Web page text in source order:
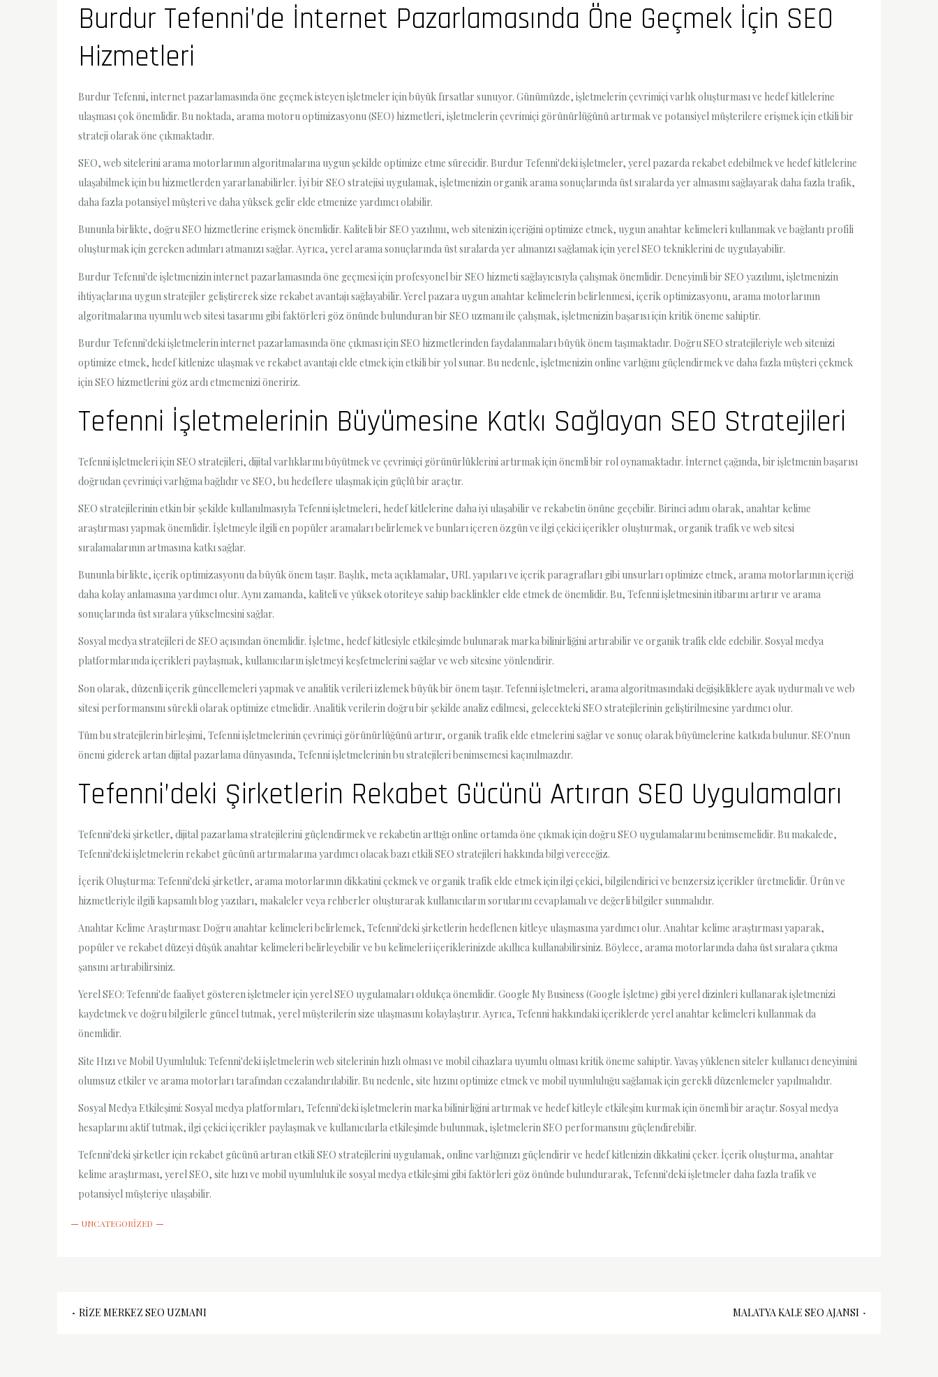
Burdur Tefenni’de İnternet Pazarlamasında Öne Geçmek İçin SEO
Hizmetleri
Burdur Tefenni, internet pazarlamasında öne geçmek isteyen işletmeler için büyük fırsatlar sunuyor. Günümüzde, işletmelerin çevrimiçi varlık oluşturması ve hedef kitlelerine
ulaşması çok önemlidir. Bu noktada, arama motoru optimizasyonu (SEO) hizmetleri, işletmelerin çevrimiçi görünürlüğünü artırmak ve potansiyel müşterilere erişmek için etkili bir
strateji olarak öne çıkmaktadır.
SEO, web sitelerini arama motorlarının algoritmalarına uygun şekilde optimize etme sürecidir. Burdur Tefenni'deki işletmeler, yerel pazarda rekabet edebilmek ve hedef kitlelerine
ulaşabilmek için bu hizmetlerden yararlanabilirler. İyi bir SEO stratejisi uygulamak, işletmenizin organik arama sonuçlarında üst sıralarda yer almasını sağlayarak daha fazla trafik,
daha fazla potansiyel müşteri ve daha yüksek gelir elde etmenize yardımcı olabilir.
Bununla birlikte, doğru SEO hizmetlerine erişmek önemlidir. Kaliteli bir SEO yazılımı, web sitenizin içeriğini optimize etmek, uygun anahtar kelimeleri kullanmak ve bağlantı profili
oluşturmak için gereken adımları atmanızı sağlar. Ayrıca, yerel arama sonuçlarında üst sıralarda yer almanızı sağlamak için yerel SEO tekniklerini de uygulayabilir.
Burdur Tefenni'de işletmenizin internet pazarlamasında öne geçmesi için profesyonel bir SEO hizmeti sağlayıcısıyla çalışmak önemlidir. Deneyimli bir SEO yazılımı, işletmenizin
ihtiyaçlarına uygun stratejiler geliştirerek size rekabet avantajı sağlayabilir. Yerel pazara uygun anahtar kelimelerin belirlenmesi, içerik optimizasyonu, arama motorlarının
algoritmalarına uyumlu web sitesi tasarımı gibi faktörleri göz önünde bulunduran bir SEO uzmanı ile çalışmak, işletmenizin başarısı için kritik öneme sahiptir.
Burdur Tefenni'deki işletmelerin internet pazarlamasında öne çıkması için SEO hizmetlerinden faydalanmaları büyük önem taşımaktadır. Doğru SEO stratejileriyle web sitenizi
optimize etmek, hedef kitlenize ulaşmak ve rekabet avantajı elde etmek için etkili bir yol sunar. Bu nedenle, işletmenizin online varlığını güçlendirmek ve daha fazla müşteri çekmek
için SEO hizmetlerini göz ardı etmemenizi öneririz.
Tefenni İşletmelerinin Büyümesine Katkı Sağlayan SEO Stratejileri
Tefenni işletmeleri için SEO stratejileri, dijital varlıklarını büyütmek ve çevrimiçi görünürlüklerini artırmak için önemli bir rol oynamaktadır. İnternet çağında, bir işletmenin başarısı
doğrudan çevrimiçi varlığına bağlıdır ve SEO, bu hedeflere ulaşmak için güçlü bir araçtır.
SEO stratejilerinin etkin bir şekilde kullanılmasıyla Tefenni işletmeleri, hedef kitlelerine daha iyi ulaşabilir ve rekabetin önüne geçebilir. Birinci adım olarak, anahtar kelime
araştırması yapmak önemlidir. İşletmeyle ilgili en popüler aramaları belirlemek ve bunları içeren özgün ve ilgi çekici içerikler oluşturmak, organik trafik ve web sitesi
sıralamalarının artmasına katkı sağlar.
Bununla birlikte, içerik optimizasyonu da büyük önem taşır. Başlık, meta açıklamalar, URL yapıları ve içerik paragrafları gibi unsurları optimize etmek, arama motorlarının içeriği
daha kolay anlamasına yardımcı olur. Aynı zamanda, kaliteli ve yüksek otoriteye sahip backlinkler elde etmek de önemlidir. Bu, Tefenni işletmesinin itibarını artırır ve arama
sonuçlarında üst sıralara yükselmesini sağlar.
Sosyal medya stratejileri de SEO açısından önemlidir. İşletme, hedef kitlesiyle etkileşimde bulunarak marka bilinirliğini artırabilir ve organik trafik elde edebilir. Sosyal medya
platformlarında içerikleri paylaşmak, kullanıcıların işletmeyi keşfetmelerini sağlar ve web sitesine yönlendirir.
Son olarak, düzenli içerik güncellemeleri yapmak ve analitik verileri izlemek büyük bir önem taşır. Tefenni işletmeleri, arama algoritmasındaki değişikliklere ayak uydurmalı ve web
sitesi performansını sürekli olarak optimize etmelidir. Analitik verilerin doğru bir şekilde analiz edilmesi, gelecekteki SEO stratejilerinin geliştirilmesine yardımcı olur.
Tüm bu stratejilerin birleşimi, Tefenni işletmelerinin çevrimiçi görünürlüğünü artırır, organik trafik elde etmelerini sağlar ve sonuç olarak büyümelerine katkıda bulunur. SEO'nun
önemi giderek artan dijital pazarlama dünyasında, Tefenni işletmelerinin bu stratejileri benimsemesi kaçınılmazdır.
Tefenni’deki Şirketlerin Rekabet Gücünü Artıran SEO Uygulamaları
Tefenni'deki şirketler, dijital pazarlama stratejilerini güçlendirmek ve rekabetin arttığı online ortamda öne çıkmak için doğru SEO uygulamalarını benimsemelidir. Bu makalede,
Tefenni'deki işletmelerin rekabet gücünü artırmalarına yardımcı olacak bazı etkili SEO stratejileri hakkında bilgi vereceğiz.
İçerik Oluşturma: Tefenni'deki şirketler, arama motorlarının dikkatini çekmek ve organik trafik elde etmek için ilgi çekici, bilgilendirici ve benzersiz içerikler üretmelidir. Ürün ve
hizmetleriyle ilgili kapsamlı blog yazıları, makaleler veya rehberler oluşturarak kullanıcıların sorularını cevaplamalı ve değerli bilgiler sunmalıdır.
Anahtar Kelime Araştırması: Doğru anahtar kelimeleri belirlemek, Tefenni'deki şirketlerin hedeflenen kitleye ulaşmasına yardımcı olur. Anahtar kelime araştırması yaparak,
popüler ve rekabet düzeyi düşük anahtar kelimeleri belirleyebilir ve bu kelimeleri içeriklerinizde akıllıca kullanabilirsiniz. Böylece, arama motorlarında daha üst sıralara çıkma
şansını artırabilirsiniz.
Yerel SEO: Tefenni'de faaliyet gösteren işletmeler için yerel SEO uygulamaları oldukça önemlidir. Google My Business (Google İşletme) gibi yerel dizinleri kullanarak işletmenizi
kaydetmek ve doğru bilgilerle güncel tutmak, yerel müşterilerin size ulaşmasını kolaylaştırır. Ayrıca, Tefenni hakkındaki içeriklerde yerel anahtar kelimeleri kullanmak da
önemlidir.
Site Hızı ve Mobil Uyumluluk: Tefenni'deki işletmelerin web sitelerinin hızlı olması ve mobil cihazlara uyumlu olması kritik öneme sahiptir. Yavaş yüklenen siteler kullanıcı deneyimini
olumsuz etkiler ve arama motorları tarafından cezalandırılabilir. Bu nedenle, site hızını optimize etmek ve mobil uyumluluğu sağlamak için gerekli düzenlemeler yapılmalıdır.
Sosyal Medya Etkileşimi: Sosyal medya platformları, Tefenni'deki işletmelerin marka bilinirliğini artırmak ve hedef kitleyle etkileşim kurmak için önemli bir araçtır. Sosyal medya
hesaplarını aktif tutmak, ilgi çekici içerikler paylaşmak ve kullanıcılarla etkileşimde bulunmak, işletmelerin SEO performansını güçlendirebilir.
Tefenni'deki şirketler için rekabet gücünü artıran etkili SEO stratejilerini uygulamak, online varlığınızı güçlendirir ve hedef kitlenizin dikkatini çeker. İçerik oluşturma, anahtar
kelime araştırması, yerel SEO, site hızı ve mobil uyumluluk ile sosyal medya etkileşimi gibi faktörleri göz önünde bulundurarak, Tefenni'deki işletmeler daha fazla trafik ve
potansiyel müşteriye ulaşabilir.
UNCATEGORIZED
Yazı
RIZE MERKEZ SEO UZMANI MALATYA KALE SEO AJANSI